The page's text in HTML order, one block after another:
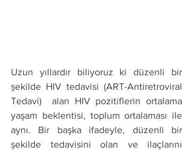
Uzun yıllardır biliyoruz ki düzenli bir
şekilde HIV tedavisi (ART-Antiretroviral
Tedavi)  alan HIV pozitiflerin ortalama
yaşam beklentisi, toplum ortalaması ile
aynı. Bir başka ifadeyle, düzenli bir
şekilde tedavisini olan ve ilaçlarını